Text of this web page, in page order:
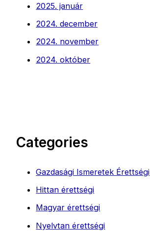
2025. január
2024. december
2024. november
2024. október
Categories
Gazdasági Ismeretek Érettségi
Hittan érettségi
Magyar érettségi
Nyelvtan érettségi